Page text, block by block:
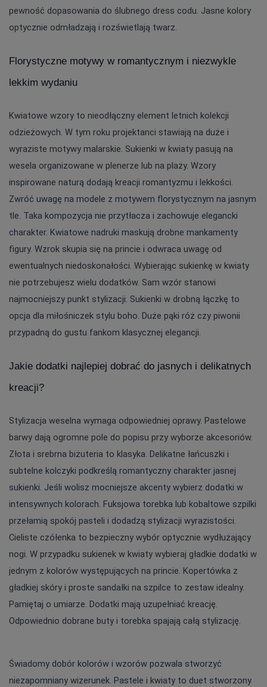
pewność dopasowania do ślubnego dress codu. Jasne kolory
optycznie odmładzają i rozświetlają twarz.
Florystyczne motywy w romantycznym i niezwykle
lekkim wydaniu
Kwiatowe wzory to nieodłączny element letnich kolekcji
odzieżowych. W tym roku projektanci stawiają na duże i
wyraziste motywy malarskie. Sukienki w kwiaty pasują na
wesela organizowane w plenerze lub na plaży. Wzory
inspirowane naturą dodają kreacji romantyzmu i lekkości.
Zwróć uwagę na modele z motywem florystycznym na jasnym
tle. Taka kompozycja nie przytłacza i zachowuje elegancki
charakter. Kwiatowe nadruki maskują drobne mankamenty
figury. Wzrok skupia się na princie i odwraca uwagę od
ewentualnych niedoskonałości. Wybierając sukienkę w kwiaty
nie potrzebujesz wielu dodatków. Sam wzór stanowi
najmocniejszy punkt stylizacji. Sukienki w drobną łączkę to
opcja dla miłośniczek stylu boho. Duże pąki róż czy piwonii
przypadną do gustu fankom klasycznej elegancji.
Jakie dodatki najlepiej dobrać do jasnych i delikatnych
kreacji?
Stylizacja weselna wymaga odpowiedniej oprawy. Pastelowe
barwy dają ogromne pole do popisu przy wyborze akcesoriów.
Złota i srebrna biżuteria to klasyka. Delikatne łańcuszki i
subtelne kolczyki podkreślą romantyczny charakter jasnej
sukienki. Jeśli wolisz mocniejsze akcenty wybierz dodatki w
intensywnych kolorach. Fuksjowa torebka lub kobaltowe szpilki
przełamią spokój pasteli i dodadzą stylizacji wyrazistości.
Cieliste czółenka to bezpieczny wybór optycznie wydłużający
nogi. W przypadku sukienek w kwiaty wybieraj gładkie dodatki w
jednym z kolorów występujących na princie. Kopertówka z
gładkiej skóry i proste sandałki na szpilce to zestaw idealny.
Pamiętaj o umiarze. Dodatki mają uzupełniać kreację.
Odpowiednio dobrane buty i torebka spajają całą stylizację.
Świadomy dobór kolorów i wzorów pozwala stworzyć
niezapomniany wizerunek. Pastele i kwiaty to duet stworzony